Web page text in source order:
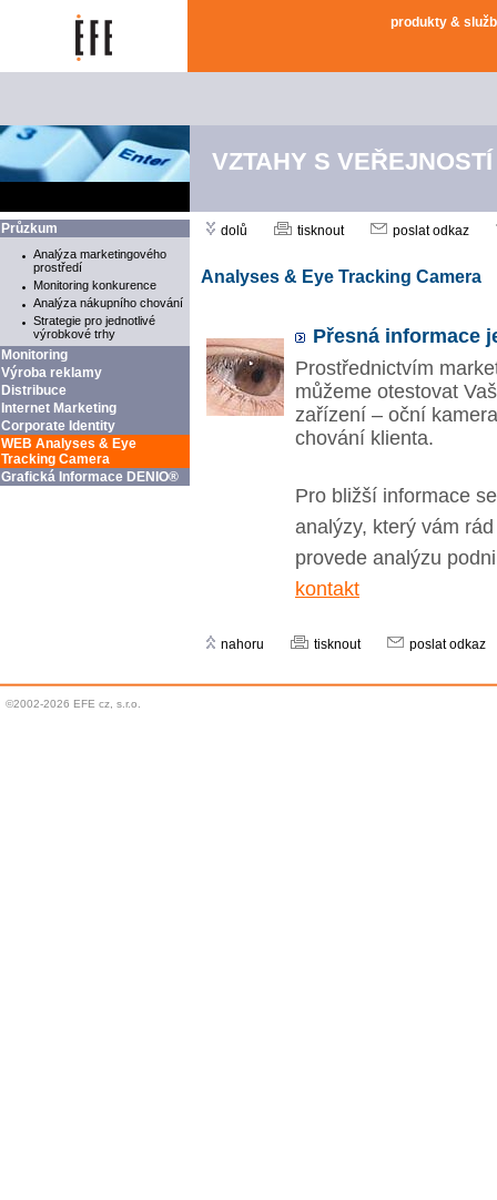
produkty &
VZTAHY S VEŘEJNOSTÍ
Průzkum
Analýza marketingového
prostředí
Monitoring konkurence
Analýza nákupního chování
Strategie pro jednotlivé
výrobkové trhy
Monitoring
Výroba reklamy
Distribuce
Internet Marketing
Corporate Identity
WEB Analyses & Eye
Tracking Camera
Grafická Informace DENIO®
dolů tisknout poslat odkaz
Analyses & Eye Tracking Camera
Přesná informace
Prostřednictvím
můžeme otestovat
zařízení – oční
chování klienta.
Pro bližší informace
analýzy, který vám
provede analýzu
kontakt
nahoru tisknout poslat odkaz
©2002-2026 EFE cz, s.r.o.